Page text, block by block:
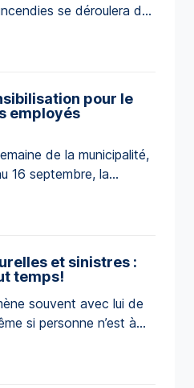
se déroulera du
en moyenne : 14
se produisent dans les
pour le
employés
de la municipalité,
16 septembre, la
pour inviter les
faut savoir
et sinistres :
temps!
souvent avec lui de
si personne n’est à
de courant, vents